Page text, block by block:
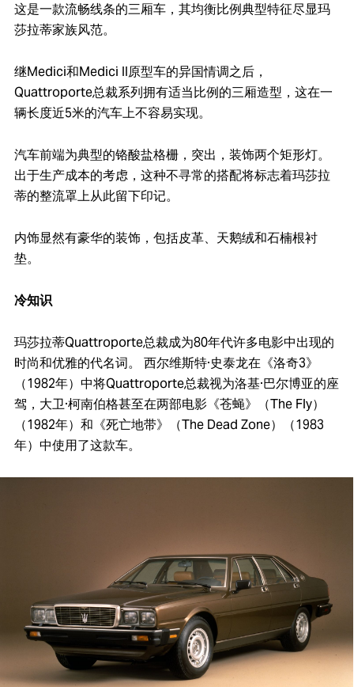
这是一款流畅线条的三厢车，其均衡比例典型特征尽显玛
莎拉蒂家族风范。
继Medici和Medici II原型车的异国情调之后，
Quattroporte总裁系列拥有适当比例的三厢造型，这在一
辆长度近5米的汽车上不容易实现。
汽车前端为典型的铬酸盐格栅，突出，装饰两个矩形灯。
出于生产成本的考虑，这种不寻常的搭配将标志着玛莎拉
蒂的整流罩上从此留下印记。
内饰显然有豪华的装饰，包括皮革、天鹅绒和石楠根衬
垫。
冷知识
玛莎拉蒂Quattroporte总裁成为80年代许多电影中出现的
时尚和优雅的代名词。 西尔维斯特·史泰龙在《洛奇3》
（1982年）中将Quattroporte总裁视为洛基·巴尔博亚的座
驾，大卫·柯南伯格甚至在两部电影《苍蝇》（The Fly）
（1982年）和《死亡地带》（The Dead Zone）（1983
年）中使用了这款车。